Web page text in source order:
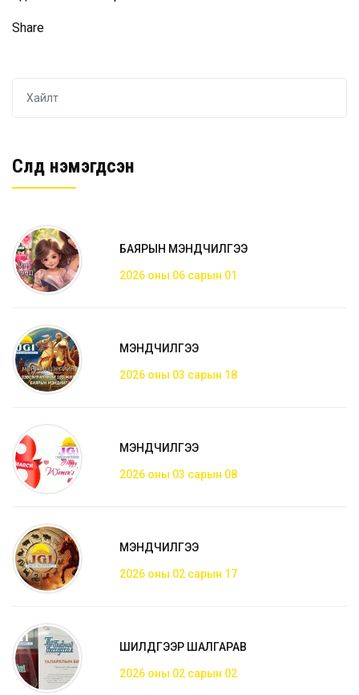
Share
Сүүлд нэмэгдсэн
БАЯРЫН МЭНДЧИЛГЭЭ
2026 оны 06 сарын 01
МЭНДЧИЛГЭЭ
2026 оны 03 сарын 18
МЭНДЧИЛГЭЭ
2026 оны 03 сарын 08
МЭНДЧИЛГЭЭ
2026 оны 02 сарын 17
ШИЛДГЭЭР ШАЛГАРАВ
2026 оны 02 сарын 02